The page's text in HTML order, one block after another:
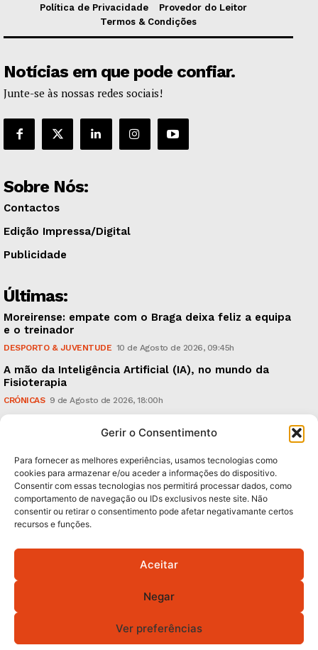
Gerir o Consentimento
Para fornecer as melhores experiências, usamos tecnologias como
cookies para armazenar e/ou aceder a informações do dispositivo.
Consentir com essas tecnologias nos permitirá processar dados, como
comportamento de navegação ou IDs exclusivos neste site. Não
consentir ou retirar o consentimento pode afetar negativamante certos
recursos e funções.
Aceitar
Negar
Ver preferências
Política de Privacidade
Provedor do Leitor
Termos & Condições
Notícias em que pode confiar.
Junte-se às nossas redes sociais!
Sobre Nós:
Contactos
Edição Impressa/Digital
Publicidade
Últimas:
Moreirense: empate com o Braga deixa feliz a equipa
e o treinador
DESPORTO & JUVENTUDE 10 de Agosto de 2026, 09:45h
A mão da Inteligência Artificial (IA), no mundo da
Fisioterapia
CRÓNICAS 9 de Agosto de 2026, 18:00h
18.926 espectadores
Subscreva Newsletter:
QUERO ADERIR
Política de Privacidade